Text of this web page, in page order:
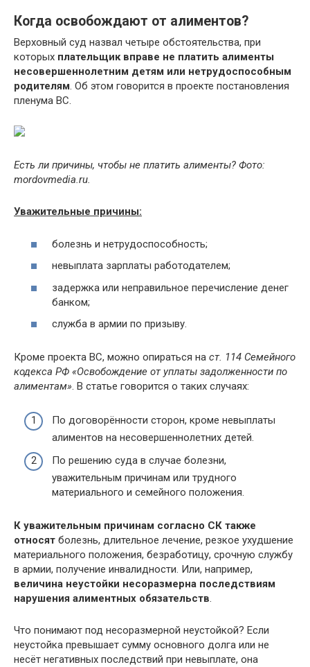
Когда освобождают от алиментов?
Верховный суд назвал четыре обстоятельства, при
которых плательщик вправе не платить алименты
несовершеннолетним детям или нетрудоспособным
родителям. Об этом говорится в проекте постановления
пленума ВС.
Есть ли причины, чтобы не платить алименты? Фото:
mordovmedia.ru.
Уважительные причины:
болезнь и нетрудоспособность;
невыплата зарплаты работодателем;
задержка или неправильное перечисление денег
банком;
служба в армии по призыву.
Кроме проекта ВС, можно опираться на ст. 114 Семейного
кодекса РФ «Освобождение от уплаты задолженности по
алиментам». В статье говорится о таких случаях:
По договорённости сторон, кроме невыплаты
алиментов на несовершеннолетних детей.
По решению суда в случае болезни,
уважительным причинам или трудного
материального и семейного положения.
К уважительным причинам согласно СК также
относят болезнь, длительное лечение, резкое ухудшение
материального положения, безработицу, срочную службу
в армии, получение инвалидности. Или, например,
величина неустойки несоразмерна последствиям
нарушения алиментных обязательств.
Что понимают под несоразмерной неустойкой? Если
неустойка превышает сумму основного долга или не
несёт негативных последствий при невыплате, она